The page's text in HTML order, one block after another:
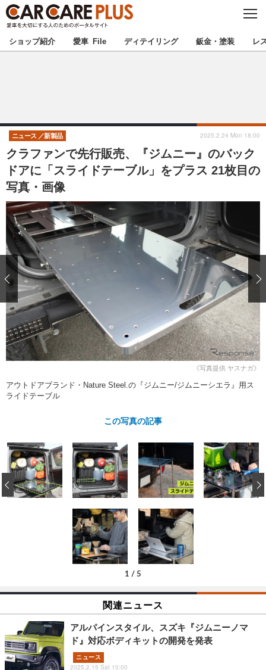
C
S
E
★カーケアプラス認定★ 厳選プロショップを地域から探す
甲信越 北陸
東海 関西
中国
九州 沖縄
注目の記事
ショップレポート 愛車 File
自動車豆知識 ストップ！不具合修理＆粗悪修理
鈑金・塗装
ディテイリング
ディテイリング 洗車
ヘッドライト磨き コーティング
フィルム・ラッピング
鈑金・塗装
小キズ直し 防錆
特集記事
ストップ 不具合修理＆粗悪修理
カーメーカー「旧車」関連プロジェ
クト
コラム
ショップ紹介
プロショップ検索
カーメーカー「旧車」関連プロジ
イベント
ショップ紹介 愛車 File ディテイリング 鈑金・塗装 レ
クラファンで先行販売、『ジムニー』のバック
ドアに「スライドテーブル」をプラス 21枚目の
写真・画像
ニュース 新製品 2025.2.24 Mon 18:00
《写真提供 ヤスナガ》
アウトドアブランド・Nature Steel.の『ジムニー/ジムニーシエラ』用ス
ライドテーブル
この写真の記事
1 / 5
‹
関連ニュース
アルパインスタイル、スズキ『ジムニーノマ
ド』対応ボディキットの開発を発表
ニュース
2025.2.15 Sat 10:00